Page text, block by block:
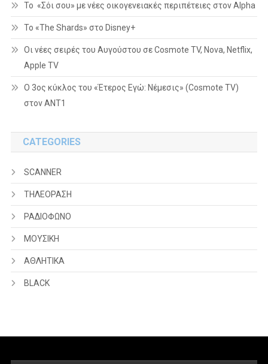
Το «Σόι σου» με νέες οικογενειακές περιπέτειες στον Alpha
To «The Shards» στο Disney+
Οι νέες σειρές του Αυγούστου σε Cosmote TV, Nova, Netflix,
Apple TV
Ο 3ος κύκλος του «Έτερος Εγώ: Νέμεσις» (Cosmote TV)
στον ΑΝΤ1
CATEGORIES
SCANNER
ΤΗΛΕΟΡΑΣΗ
ΡΑΔΙΟΦΩΝΟ
ΜΟΥΣΙΚΗ
ΑΘΛΗΤΙΚΑ
BLACK